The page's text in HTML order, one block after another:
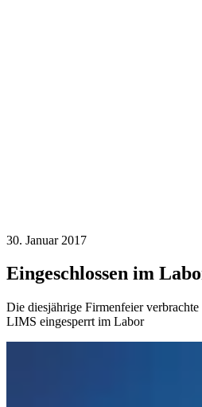
30. Januar 2017
Eingeschlossen im
Die diesjährige Firmenfeier
LIMS eingesperrt im Labor